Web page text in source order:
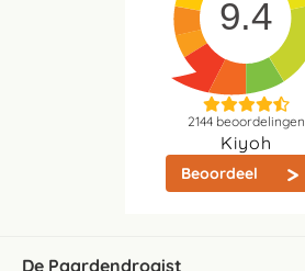
9.4
2144beoordelingen
Kiyoh
Beoordeel
De Paardendrogist